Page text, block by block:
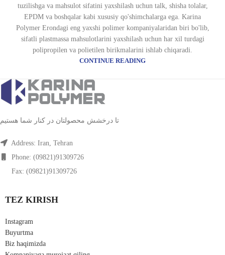
tuzilishga va mahsulot sifatini yaxshilash uchun talk, shisha tolalar,
EPDM va boshqalar kabi xususiy qo'shimchalarga ega. Karina
Polymer Erondagi eng yaxshi polimer kompaniyalaridan biri bo'lib,
sifatli plastmassa mahsulotlarini yaxshilash uchun har xil turdagi
polipropilen va polietilen birikmalarini ishlab chiqaradi.
CONTINUE READING
تا درخشش محصولتان در کنار شما هستیم
Address: Iran, Tehran
Phone: (09821)91309726
Fax: (09821)91309726
TEZ KIRISH
Instagram
Buyurtma
Biz haqimizda